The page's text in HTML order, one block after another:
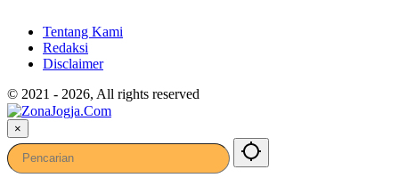
Tentang Kami
Redaksi
Disclaimer
© 2021 - 2026, All rights reserved
×